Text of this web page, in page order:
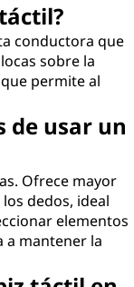
conductora que
sobre la
permite al
de usar un
Ofrece mayor
dedos, ideal
elementos
a mantener la